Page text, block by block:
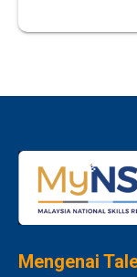
Mengenai